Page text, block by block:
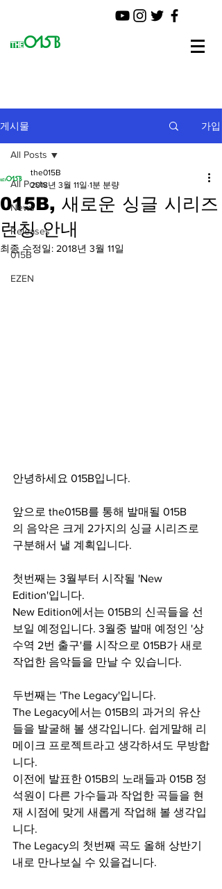
게시물 가입
All Posts
News
Releases
015B
EZEN
All Posts
015B, 새로운 싱글 시리즈
런칭 안내
the015B
2018년 3월 11일 1분 분량
최종 수정일: 2018년 3월 11일
안녕하세요 015B입니다.
앞으로 the015B를 통해 발매될 015B
의 음악은 크게 2가지의 싱글 시리즈로
구분해서 낼 계획입니다.
첫번째는 3월부터 시작될 'New
Edition'입니다.
New Edition에서는 015B의 신곡들을 선
보일 예정입니다. 3월중 발매 예정인 '상
수역 2번 출구'를 시작으로 015B가 새로
작업한 음악들을 만날 수 있습니다.
두번째는 'The Legacy'입니다.
The Legacy에서는 015B의 과거의 유산
들을 발굴해 볼 생각입니다. 쉽게말해 리
메이크 프로젝트라고 생각하셔도 무방합
니다.
이전에 발표한 015B의 노래들과 015B 정
석원이 다른 가수들과 작업한 곡들을 현
재 시점에 맞게 새롭게 작업해 볼 생각입
니다.
The Legacy의 첫번째 곡도 올해 상반기
내로 만나보실 수 있을겁니다.